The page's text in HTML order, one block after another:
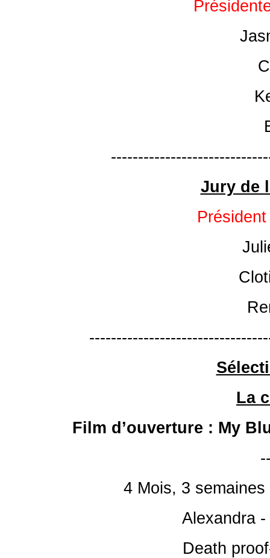
Jury de
La
Film d’ouverture : My
4 Mois, 3
Alexandra
Death